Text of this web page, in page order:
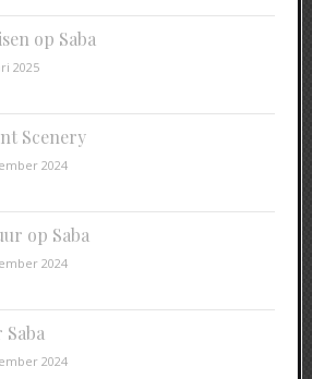
op Saba
2025
Scenery
2024
op Saba
2024
Saba
2024